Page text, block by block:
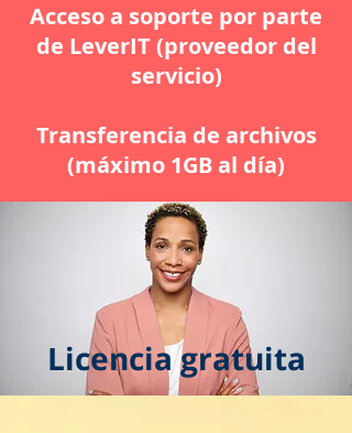
Acceso a soporte por parte
de LeverIT (proveedor del
servicio)
Transferencia de archivos
(máximo 1GB al día)
Licencia gratuita